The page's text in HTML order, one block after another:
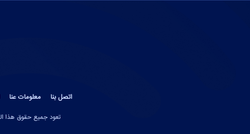
اتصل بنا معلومات عنا
تعود جميع حقوق هذا